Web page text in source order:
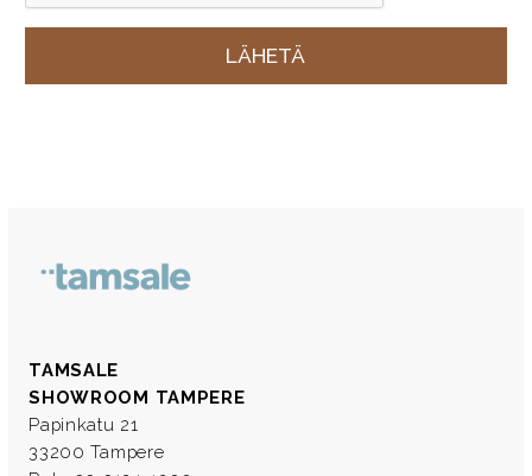
TAMSALE
SHOWROOM TAMPERE
Papinkatu 21
33200 Tampere